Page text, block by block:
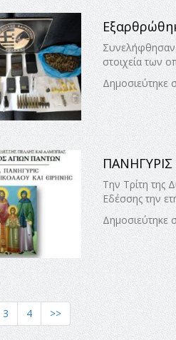
Συνελήφθησαν
στοιχεία των
Δημοσιεύτηκε
Την Τρίτη της
Εδέσσης την
Δημοσιεύτηκε
3 4 >>